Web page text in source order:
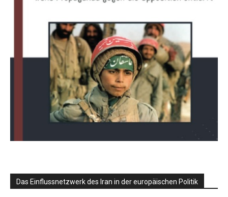
Das Einflussnetzwerk des Iran in der europäischen Politik